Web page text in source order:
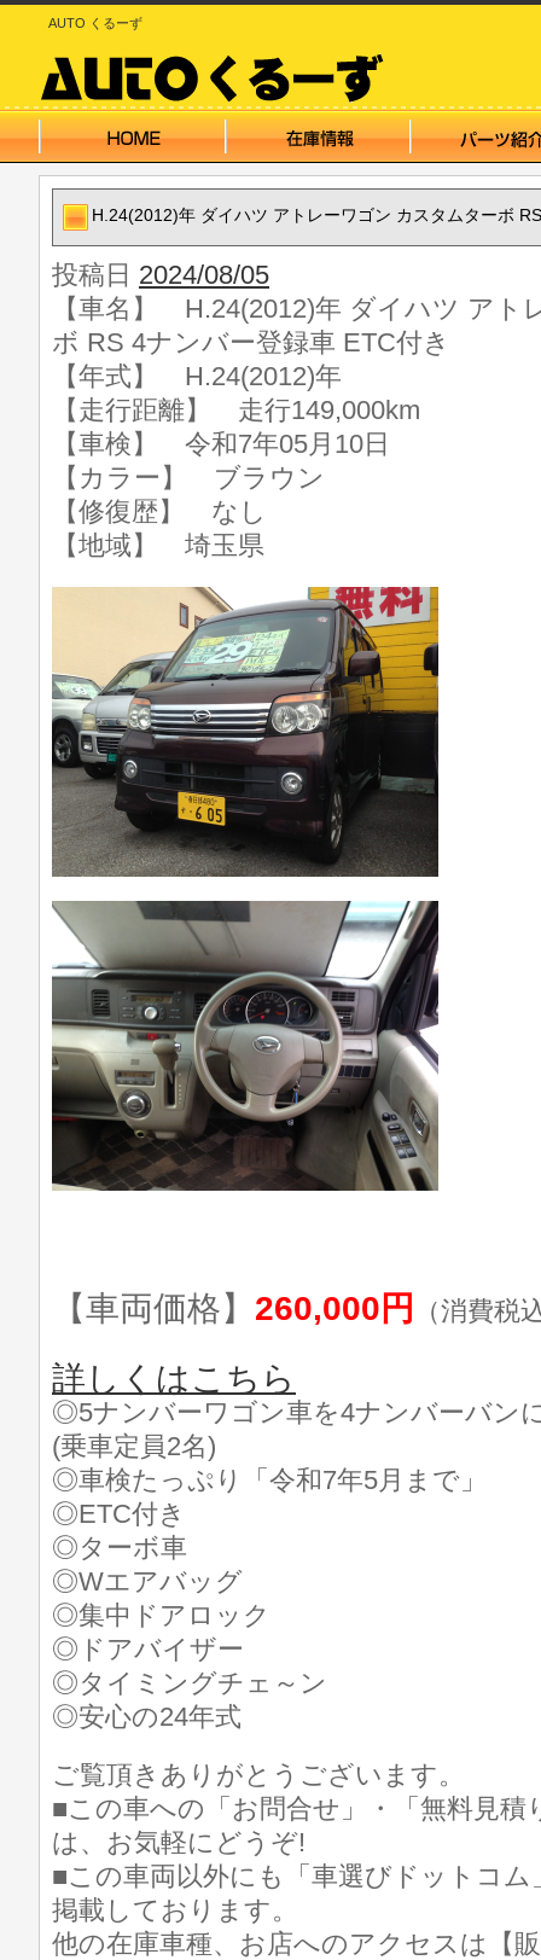
AUTO くるーず
H.24(2012)年 ダイハツ アトレーワゴン カスタムターボ
投稿日 2024/08/05
【車名】 H.24(2012)年 ダイハツ アト
ボ RS 4ナンバー登録車 ETC付き
【年式】 H.24(2012)年
【走行距離】 走行149,000km
【車検】 令和7年05月10日
【カラー】 ブラウン
【修復歴】 なし
【地域】 埼玉県
【車両価格】 260,000円 （消費税
詳しくはこちら
◎5ナンバーワゴン車を4ナンバーバン
(乗車定員2名)
◎車検たっぷり「令和7年5月まで」
◎ETC付き
◎ターボ車
◎Wエアバッグ
◎集中ドアロック
◎ドアバイザー
◎タイミングチェ～ン
◎安心の24年式
ご覧頂きありがとうございます。
■この車への「お問合せ」・「無料見積
は、お気軽にどうぞ!
■この車両以外にも「車選びドットコ
掲載しております。
他の在庫車種、お店へのアクセスは【